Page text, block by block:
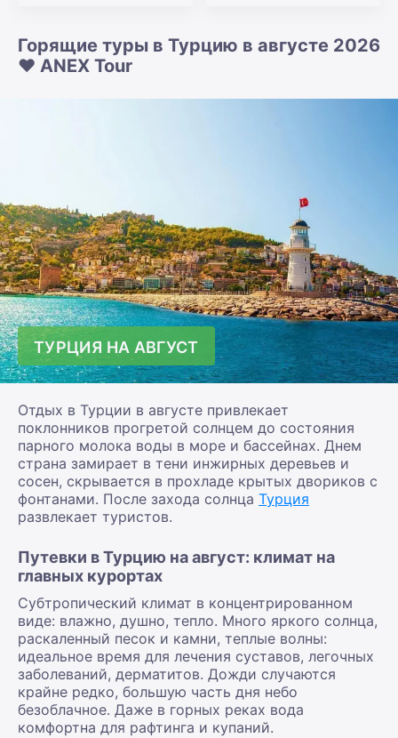
Горящие туры в Турцию в августе 2026
❤️ ANEX Tour
ТУРЦИЯ НА АВГУСТ
Отдых в Турции в августе привлекает
поклонников прогретой солнцем до состояния
парного молока воды в море и бассейнах. Днем
страна замирает в тени инжирных деревьев и
сосен, скрывается в прохладе крытых двориков с
фонтанами. После захода солнца Турция
развлекает туристов.
Путевки в Турцию на август: климат на
главных курортах
Субтропический климат в концентрированном
виде: влажно, душно, тепло. Много яркого солнца,
раскаленный песок и камни, теплые волны:
идеальное время для лечения суставов, легочных
заболеваний, дерматитов. Дожди случаются
крайне редко, большую часть дня небо
безоблачное. Даже в горных реках вода
комфортна для рафтинга и купаний.